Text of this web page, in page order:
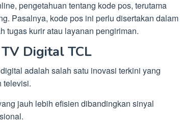
pengetahuan tentang kode pos, terutama
Pasalnya, kode pos ini perlu disertakan dalam
tugas kurir atau layanan pengiriman.
Digital TCL
adalah salah satu inovasi terkini yang
televisi.
jauh lebih efisien dibandingkan sinyal